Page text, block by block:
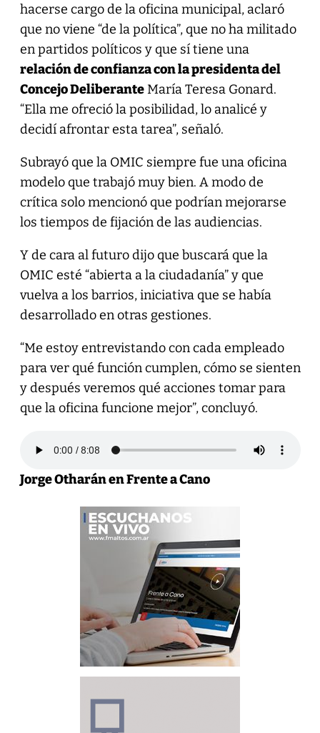
hacerse cargo de la oficina municipal, aclaró
que no viene “de la política”, que no ha militado
en partidos políticos y que sí tiene una
relación de confianza con la presidenta del
Concejo DeliberanteMaría Teresa Gonard.
“Ella me ofreció la posibilidad, lo analicé y
decidí afrontar esta tarea”, señaló.
Subrayó que la OMIC siempre fue una oficina
modelo que trabajó muy bien. A modo de
crítica solo mencionó que podrían mejorarse
los tiempos de fijación de las audiencias.
Y de cara al futuro dijo que buscará que la
OMIC esté “abierta a la ciudadanía” y que
vuelva a los barrios, iniciativa que se había
desarrollado en otras gestiones.
“Me estoy entrevistando con cada empleado
para ver qué función cumplen, cómo se sienten
y después veremos qué acciones tomar para
que la oficina funcione mejor”, concluyó.
Jorge Otharán en Frente a Cano